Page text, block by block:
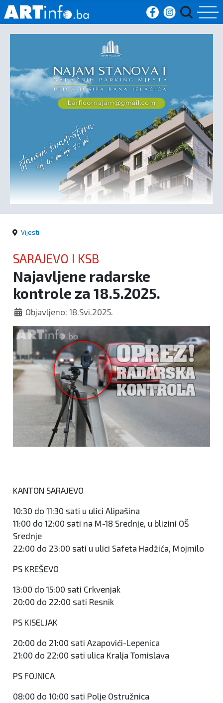
Vijesti
Sport
Crna
kronika
Politika
Vijesti
SARAJEVO I KSB
Najavljene radarske
kontrole za 18.5.2025.
Objavljeno: 18.Svi.2025.
KANTON SARAJEVO
10:30 do 11:30 sati u ulici Alipašina
11:00 do 12:00 sati na M-18 Srednje, u blizini OŠ
Srednje
22:00 do 23:00 sati u ulici Safeta Hadžića, Mojmilo
PS KREŠEVO
13:00 do 15:00 sati Crkvenjak
20:00 do 22:00 sati Resnik
PS KISELJAK
20:00 do 21:00 sati Azapovići-Lepenica
21:00 do 22:00 sati ulica Kralja Tomislava
PS FOJNICA
08:00 do 10:00 sati Polje Ostružnica